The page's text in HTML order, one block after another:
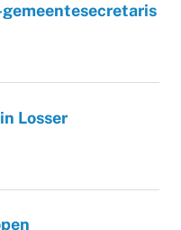
Losser